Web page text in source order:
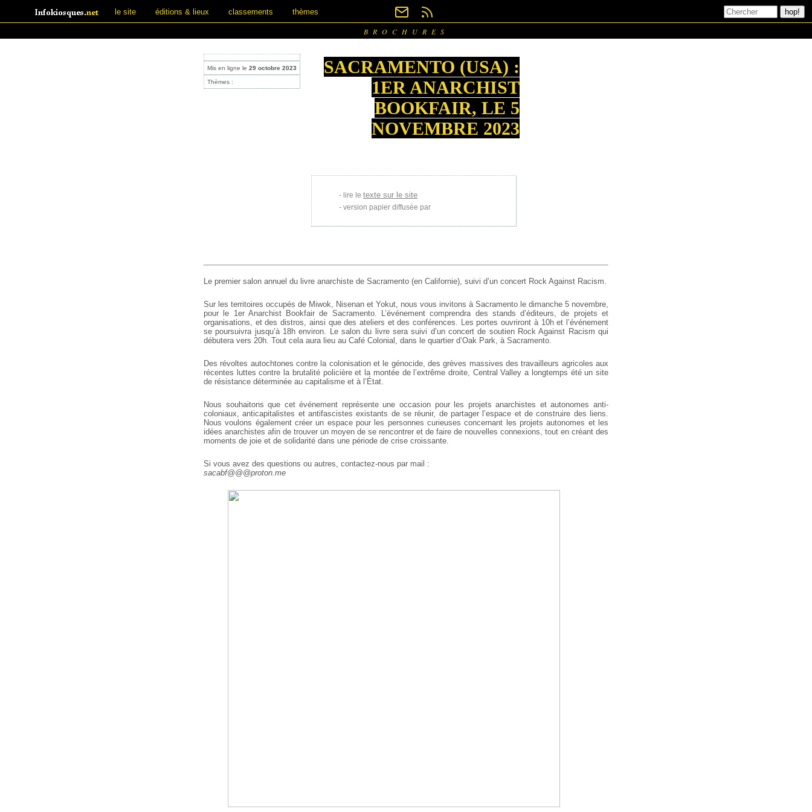
le site éditions & lieux classements thèmes
BROCHURES
Mis en ligne le 29 octobre 2023
Thèmes :
SACRAMENTO (USA) :
1ER ANARCHIST
BOOKFAIR, LE 5
NOVEMBRE 2023
lire le texte sur le site
version papier diffusée par
Le premier salon annuel du livre anarchiste de Sacramento (en Californie), suivi d’un concert Rock Against Racism.
Sur les territoires occupés de Miwok, Nisenan et Yokut, nous vous invitons à Sacramento le dimanche 5 novembre,
pour le 1er Anarchist Bookfair de Sacramento. L’événement comprendra des stands d’éditeurs, de projets et
organisations, et des distros, ainsi que des ateliers et des conférences. Les portes ouvriront à 10h et l’événement
se poursuivra jusqu’à 18h environ. Le salon du livre sera suivi d’un concert de soutien Rock Against Racism qui
débutera vers 20h. Tout cela aura lieu au Café Colonial, dans le quartier d’Oak Park, à Sacramento.
Des révoltes autochtones contre la colonisation et le génocide, des grèves massives des travailleurs agricoles aux
récentes luttes contre la brutalité policière et la montée de l’extrême droite, Central Valley a longtemps été un site
de résistance déterminée au capitalisme et à l’État.
Nous souhaitons que cet événement représente une occasion pour les projets anarchistes et autonomes anti-
coloniaux, anticapitalistes et antifascistes existants de se réunir, de partager l’espace et de construire des liens.
Nous voulons également créer un espace pour les personnes curieuses concernant les projets autonomes et les
idées anarchistes afin de trouver un moyen de se rencontrer et de faire de nouvelles connexions, tout en créant des
moments de joie et de solidarité dans une période de crise croissante.
Si vous avez des questions ou autres, contactez-nous par mail :
sacabf@@@proton.me